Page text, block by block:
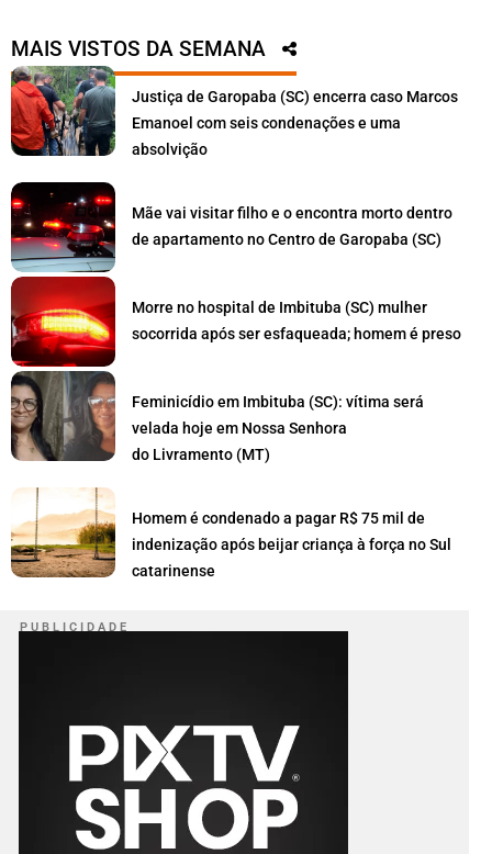
MAIS VISTOS DA SEMANA
Justiça de Garopaba (SC) encerra caso Marcos
Emanoel com seis condenações e uma
absolvição
Mãe vai visitar filho e o encontra morto dentro
de apartamento no Centro de Garopaba (SC)
Morre no hospital de Imbituba (SC) mulher
socorrida após ser esfaqueada; homem é preso
Feminicídio em Imbituba (SC): vítima será
velada hoje em Nossa Senhora
do Livramento (MT)
Homem é condenado a pagar R$ 75 mil de
indenização após beijar criança à força no Sul
catarinense
P U B L I C I D A D E